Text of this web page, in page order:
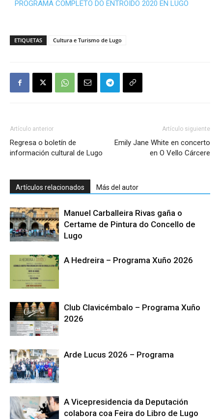
PROGRAMA COMPLETO DO ENTROIDO 2020 EN LUGO
ETIQUETAS Cultura e Turismo de Lugo
Artículo anterior
Regresa o boletín de
información cultural de Lugo
Artículo siguiente
Emily Jane White en concerto
en O Vello Cárcere
Artículos relacionados Más del autor
Manuel Carballeira Rivas gaña o
Certame de Pintura do Concello de
Lugo
A Hedreira – Programa Xuño 2026
Club Clavicémbalo – Programa Xuño
2026
Arde Lucus 2026 – Programa
A Vicepresidencia da Deputación
colabora coa Feira do Libro de Lugo